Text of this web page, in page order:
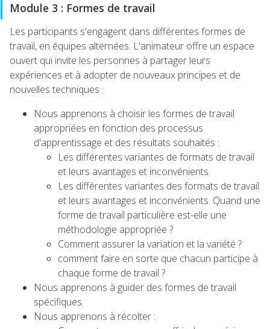
Module 3 : Formes de travail
Les participants s'engagent dans différentes formes de
travail, en équipes alternées. L'animateur offre un espace
ouvert qui invite les personnes à partager leurs
expériences et à adopter de nouveaux principes et de
nouvelles techniques :
Nous apprenons à choisir les formes de travail
appropriées en fonction des processus
d'apprentissage et des résultats souhaités :
Les différentes variantes de formats de travail
et leurs avantages et inconvénients.
Les différentes variantes des formats de travail
et leurs avantages et inconvénients. Quand une
forme de travail particulière est-elle une
méthodologie appropriée ?
Comment assurer la variation et la variété ?
comment faire en sorte que chacun participe à
chaque forme de travail ?
Nous apprenons à guider des formes de travail
spécifiques.
Nous apprenons à récolter :